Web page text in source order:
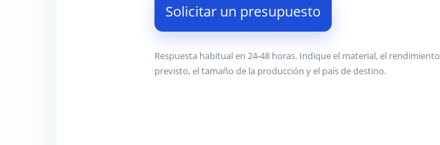
Solicitar un presupuesto
Respuesta habitual en 24-48 horas. Indique el material, el rendimiento
previsto, el tamaño de la producción y el país de destino.